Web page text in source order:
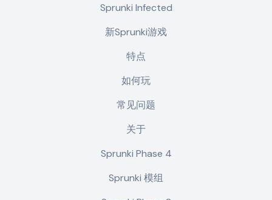
Sprunki Infected
新Sprunki游戏
特点
如何玩
常见问题
关于
Sprunki Phase 4
Sprunki 模组